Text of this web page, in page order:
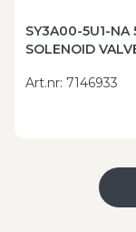
SY3A00-5U1-NA
SOLENOID
Art.nr: 7146933